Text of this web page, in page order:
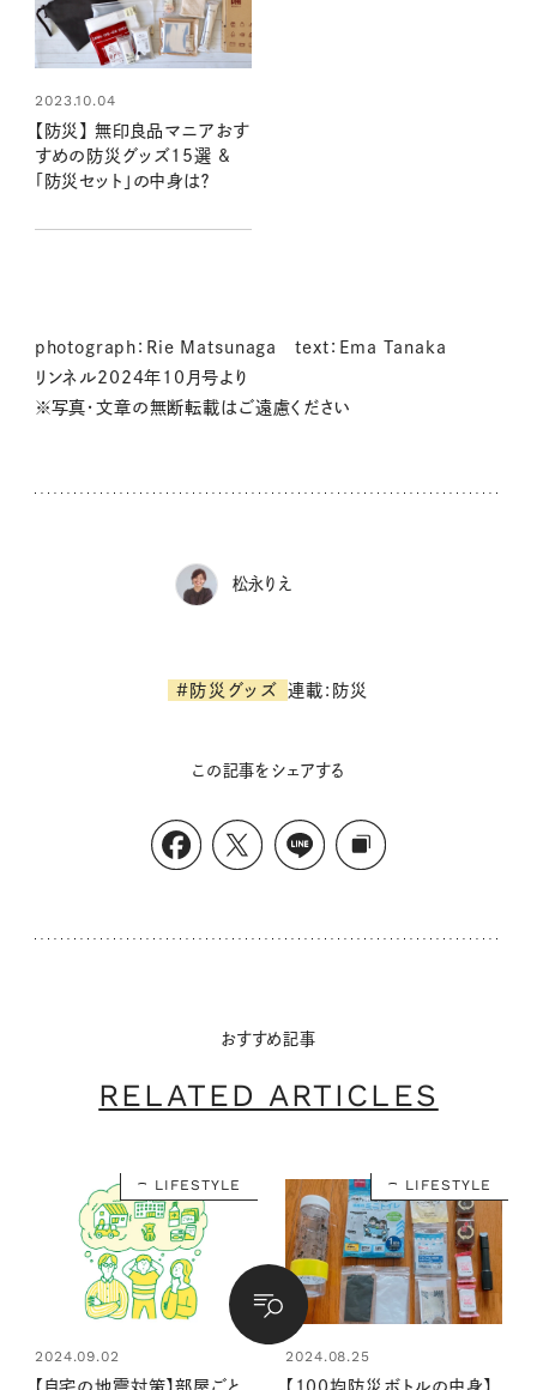
2023.10.04
【防災】 無印良品マニアおす
すめの防災グッズ15選 &
「防災セット」の中身は？
photograph：Rie Matsunaga text：Ema Tanaka
リンネル2024年10月号より
※写真・文章の無断転載はご遠慮ください
松永りえ
#防災グッズ 連載:防災
この記事をシェアする
おすすめ記事
RELATED ARTICLES
LIFESTYLE
2024.09.02
【自宅の地震対策】部屋ごと
LIFESTYLE
2024.08.25
【100均防災ボトルの中身】